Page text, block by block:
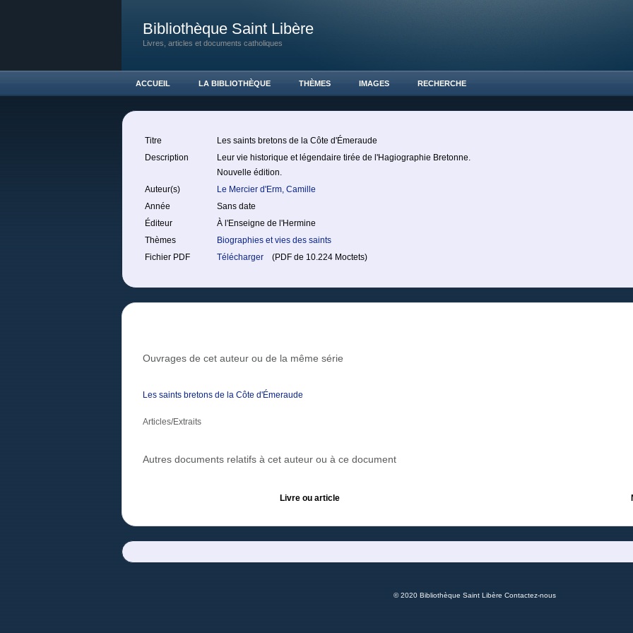
Bibliothèque Saint Libère
Livres, articles et documents catholiques
ACCUEIL LA BIBLIOTHÈQUE THÈMES IMAGES RECHERCHE
Titre
Les saints bretons de la Côte d'Émeraude
Description
Leur vie historique et légendaire tirée de l'Hagiographie Bretonne.
Nouvelle édition.
Auteur(s)
Le Mercier d'Erm, Camille
Année
Sans date
Éditeur
À l'Enseigne de l'Hermine
Thèmes
Biographies et vies des saints
Fichier PDF
Télécharger (PDF de 10.224 Moctets)
Ouvrages de cet auteur ou de la même série
Les saints bretons de la Côte d'Émeraude
Articles/Extraits
Autres documents relatifs à cet auteur ou à ce document
Livre ou article
© 2020 Bibliothèque Saint Libère Contactez-nous